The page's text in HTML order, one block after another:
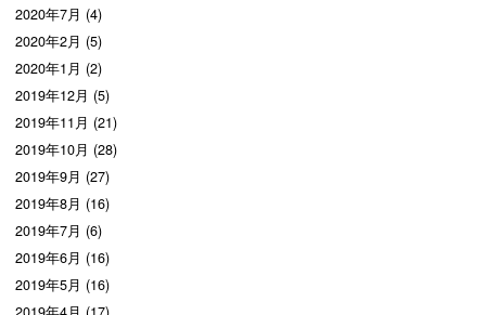
2020年7月 (4)
2020年2月 (5)
2020年1月 (2)
2019年12月 (5)
2019年11月 (21)
2019年10月 (28)
2019年9月 (27)
2019年8月 (16)
2019年7月 (6)
2019年6月 (16)
2019年5月 (16)